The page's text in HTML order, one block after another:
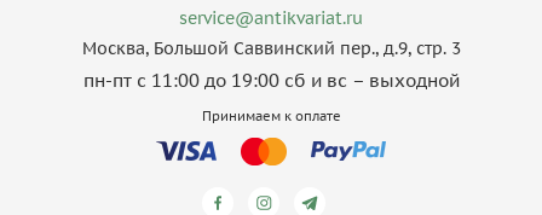
service@antikvariat.ru
Москва, Большой Саввинский пер., д.9, стр. 3
пн-пт с 11:00 до 19:00 сб и вс – выходной
Принимаем к оплате